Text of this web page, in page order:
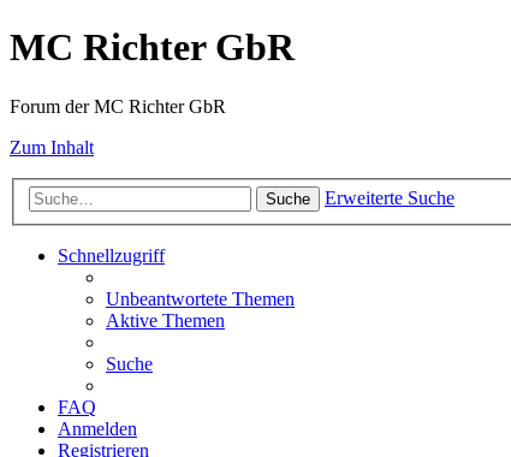
MC Richter GbR
Forum der MC Richter GbR
Zum Inhalt
Suche Erweiterte Suche
Schnellzugriff
Unbeantwortete Themen
Aktive Themen
Suche
FAQ
Anmelden
Registrieren